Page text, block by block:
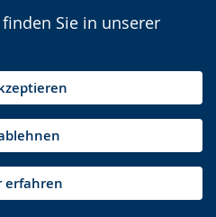
Sie in unserer
erfahren